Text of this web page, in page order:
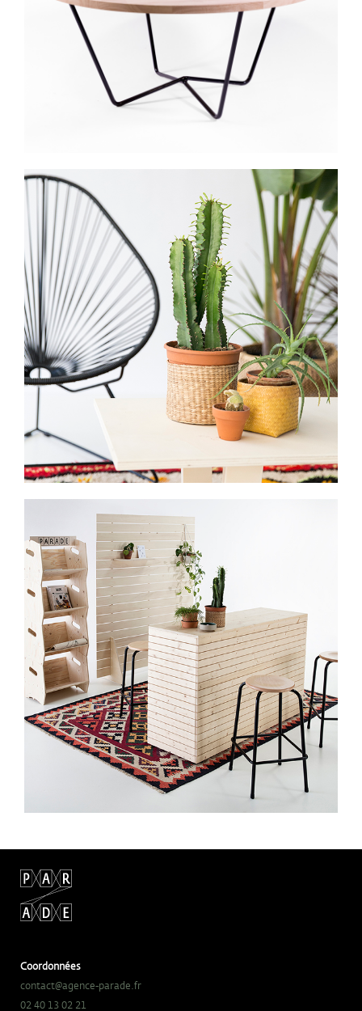
Coordonnées
contact@agence-parade.fr
02 40 13 02 21